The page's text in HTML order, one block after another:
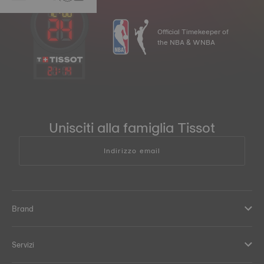
21: 14
Official Timekeeper of
the NBA & WNBA
Unisciti alla famiglia Tissot
Indirizzo email
Brand
Servizi